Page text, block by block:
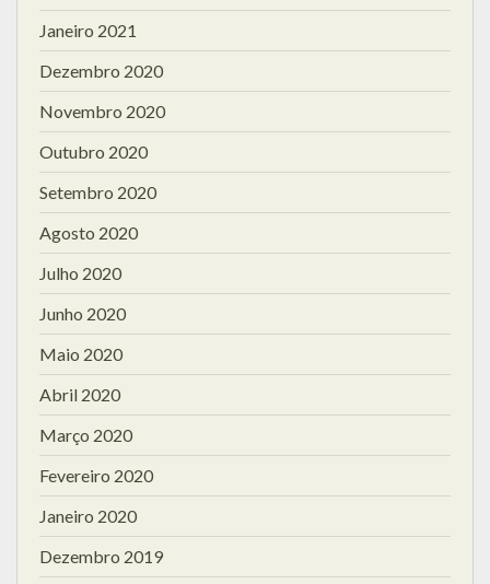
Janeiro 2021
Dezembro 2020
Novembro 2020
Outubro 2020
Setembro 2020
Agosto 2020
Julho 2020
Junho 2020
Maio 2020
Abril 2020
Março 2020
Fevereiro 2020
Janeiro 2020
Dezembro 2019